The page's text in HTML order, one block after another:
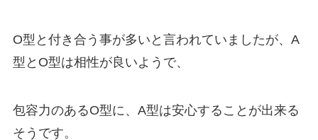
O型と付き合う事が多いと言われていましたが、A
型とO型は相性が良いようで、
包容力のあるO型に、A型は安心することが出来る
そうです。